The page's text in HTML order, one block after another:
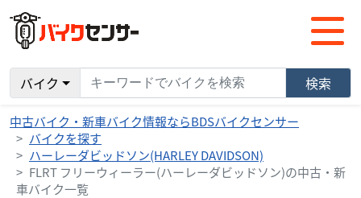
バイク 検索
中古バイク・新車バイク情報ならBDSバイクセンサー
バイクを探す
ハーレーダビッドソン(HARLEY DAVIDSON)
FLRT フリーウィーラー(ハーレーダビッドソン)の中古・新
車バイク一覧